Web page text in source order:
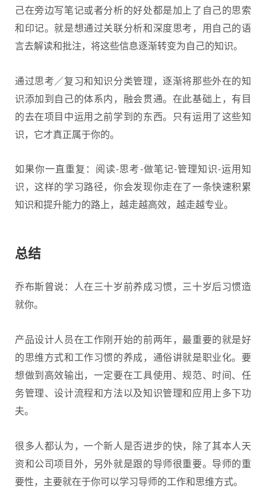
己在旁边写笔记或者分析的好处都是加上了自己的思索
和印记。就是想通过关联分析和深度思考，用自己的语
言去解读和批注，将这些信息逐渐转变为自己的知识。
通过思考／复习和知识分类管理，逐渐将那些外在的知
识添加到自己的体系内，融会贯通。在此基础上，有目
的去在项目中运用之前学到的东西。只有运用了这些知
识，它才真正属于你的。
如果你一直重复：阅读-思考-做笔记-管理知识-运用知
识，这样的学习路径，你会发现你走在了一条快速积累
知识和提升能力的路上，越走越高效，越走越专业。
总结
乔布斯曾说：人在三十岁前养成习惯，三十岁后习惯造
就你。
产品设计人员在工作刚开始的前两年，最重要的就是好
的思维方式和工作习惯的养成，通俗讲就是职业化。要
想做到高效输出，一定要在工具使用、规范、时间、任
务管理、设计流程和方法以及知识管理和应用上多下功
夫。
很多人都认为，一个新人是否进步的快，除了其本人天
资和公司项目外，另外就是跟的导师很重要。导师的重
要性，主要就在于你可以学习导师的工作和思维方式。